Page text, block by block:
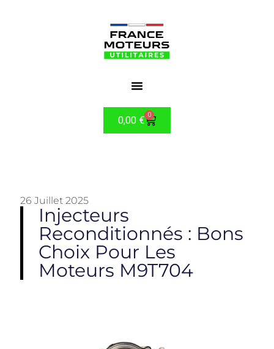
0,00 € 0
26 Juillet 2025
Injecteurs
Reconditionnés : Bons
Choix Pour Les
Moteurs M9T704